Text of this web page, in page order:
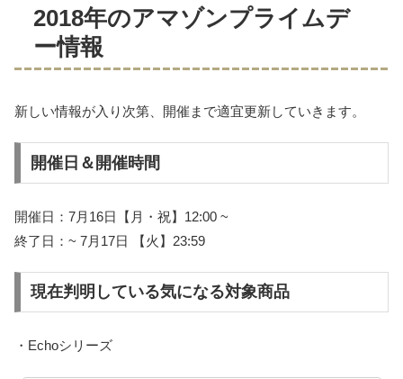
2018年のアマゾンプライムデ
ー情報
新しい情報が入り次第、開催まで適宜更新していきます。
開催日＆開催時間
開催日：7月16日【月・祝】12:00 ~
終了日：~ 7月17日 【火】23:59
現在判明している気になる対象商品
・Echoシリーズ